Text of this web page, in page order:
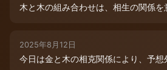
木と木の組み合わせは、相生の関係
2025年8月12日
今日は金と木の相克関係により、予